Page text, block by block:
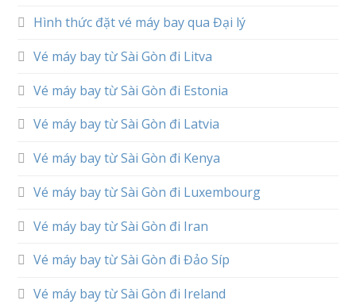
Hình thức đặt vé máy bay qua Đại lý
Vé máy bay từ Sài Gòn đi Litva
Vé máy bay từ Sài Gòn đi Estonia
Vé máy bay từ Sài Gòn đi Latvia
Vé máy bay từ Sài Gòn đi Kenya
Vé máy bay từ Sài Gòn đi Luxembourg
Vé máy bay từ Sài Gòn đi Iran
Vé máy bay từ Sài Gòn đi Đảo Síp
Vé máy bay từ Sài Gòn đi Ireland